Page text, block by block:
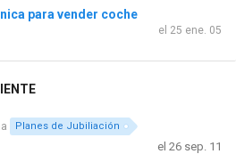
para vender coche
el 25 ene. 05
Planes de Jubiliación
el 26 sep. 11